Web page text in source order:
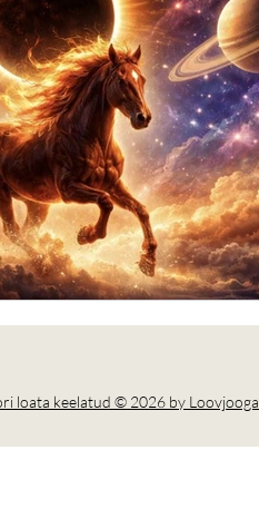
loata keelatud © 2026 by Loovjooga